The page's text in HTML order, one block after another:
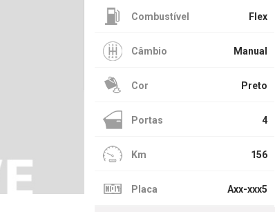
Combustível Flex
Câmbio Manual
Cor Preto
Portas 4
Km 156
Placa Axx-xxx5